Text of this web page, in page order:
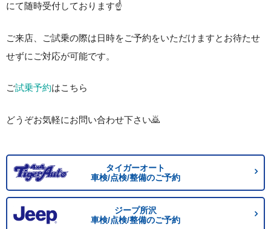
にて随時受付しております☝️
ご来店、ご試乗の際は日時をご予約をいただけますとお待たせ
せずにご対応が可能です。
ご試乗予約はこちら
どうぞお気軽にお問い合わせ下さい🙇
タイガーオート
車検/点検/整備のご予約
ジープ所沢
車検/点検/整備のご予約